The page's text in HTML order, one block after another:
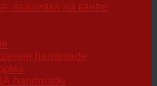
вышивка на канве
handmade
handmade